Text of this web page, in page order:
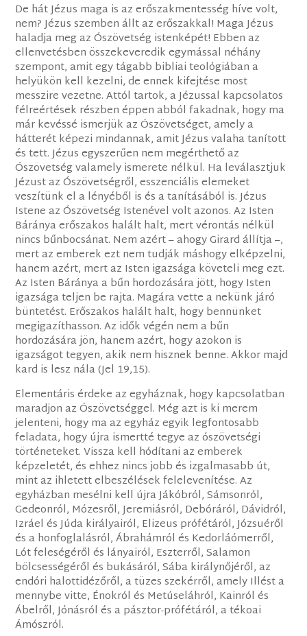
De hát Jézus maga is az erőszakmentesség híve volt,
nem? Jézus szemben állt az erőszakkal! Maga Jézus
haladja meg az Ószövetség istenképét! Ebben az
ellenvetésben összekeveredik egymással néhány
szempont, amit egy tágabb bibliai teológiában a
helyükön kell kezelni, de ennek kifejtése most
messzire vezetne. Attól tartok, a Jézussal kapcsolatos
félreértések részben éppen abból fakadnak, hogy ma
már kevéssé ismerjük az Ószövetséget, amely a
hátterét képezi mindannak, amit Jézus valaha tanított
és tett. Jézus egyszerűen nem megérthető az
Ószövetség valamely ismerete nélkül. Ha leválasztjuk
Jézust az Ószövetségről, esszenciális elemeket
veszítünk el a lényéből is és a tanításából is. Jézus
Istene az Ószövetség Istenével volt azonos. Az Isten
Báránya erőszakos halált halt, mert vérontás nélkül
nincs bűnbocsánat. Nem azért – ahogy Girard állítja –,
mert az emberek ezt nem tudják máshogy elképzelni,
hanem azért, mert az Isten igazsága követeli meg ezt.
Az Isten Báránya a bűn hordozására jött, hogy Isten
igazsága teljen be rajta. Magára vette a nekünk járó
büntetést. Erőszakos halált halt, hogy bennünket
megigazíthasson. Az idők végén nem a bűn
hordozására jön, hanem azért, hogy azokon is
igazságot tegyen, akik nem hisznek benne. Akkor majd
kard is lesz nála (Jel 19,15).
Elementáris érdeke az egyháznak, hogy kapcsolatban
maradjon az Ószövetséggel. Még azt is ki merem
jelenteni, hogy ma az egyház egyik legfontosabb
feladata, hogy újra ismertté tegye az ószövetségi
történeteket. Vissza kell hódítani az emberek
képzeletét, és ehhez nincs jobb és izgalmasabb út,
mint az ihletett elbeszélések felelevenítése. Az
egyházban mesélni kell újra Jákóbról, Sámsonról,
Gedeonról, Mózesről, Jeremiásról, Debóráról, Dávidról,
Izráel és Júda királyairól, Elizeus prófétáról, Józsuéről
és a honfoglalásról, Ábrahámról és Kedorláómerről,
Lót feleségéről és lányairól, Eszterről, Salamon
bölcsességéről és bukásáról, Sába királynőjéről, az
endóri halottidézőről, a tüzes szekérről, amely Illést a
mennybe vitte, Énokról és Metúseláhról, Kainról és
Ábelről, Jónásról és a pásztor-prófétáról, a tékoai
Ámószról.